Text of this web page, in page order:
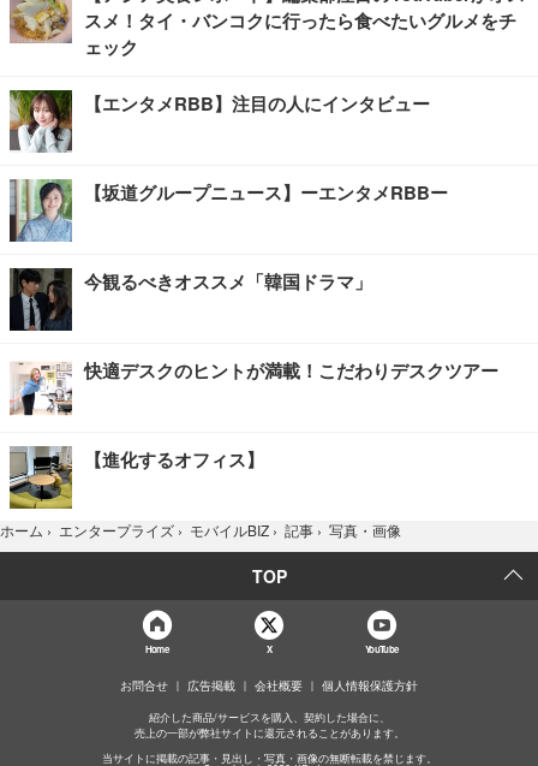
スメ！タイ・バンコクに行ったら食べたいグルメをチ
ェック
【エンタメRBB】注目の人にインタビュー
【坂道グループニュース】ーエンタメRBBー
今観るべきオススメ「韓国ドラマ」
快適デスクのヒントが満載！こだわりデスクツアー
【進化するオフィス】
ホーム › エンタープライズ › モバイルBIZ › 記事 › 写真・画像
TOP
Home X YouTube
お問合せ 広告掲載 会社概要 個人情報保護方針
紹介した商品/サービスを購入、契約した場合に、
売上の一部が弊社サイトに還元されることがあります。
当サイトに掲載の記事・見出し・写真・画像の無断転載を禁じます。